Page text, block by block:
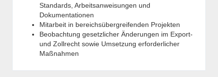
Standards, Arbeitsanweisungen und
Dokumentationen
Mitarbeit in bereichsübergreifenden Projekten
Beobachtung gesetzlicher Änderungen im Export-
und Zollrecht sowie Umsetzung erforderlicher
Maßnahmen